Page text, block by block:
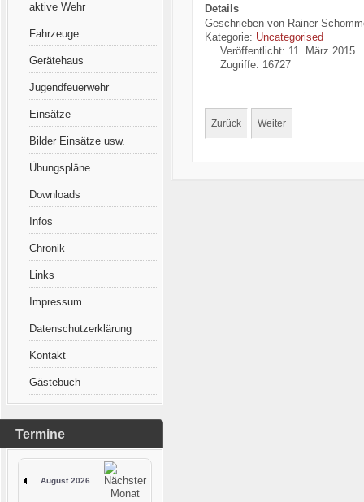
aktive Wehr
Fahrzeuge
Gerätehaus
Jugendfeuerwehr
Einsätze
Bilder Einsätze usw.
Übungspläne
Downloads
Infos
Chronik
Links
Impressum
Datenschutzerklärung
Kontakt
Gästebuch
Termine
August 2026
Details
Geschrieben von Rainer
Kategorie: Uncategorised
Veröffentlicht: 11. März 2015
Zugriffe: 16727
Zurück Weiter